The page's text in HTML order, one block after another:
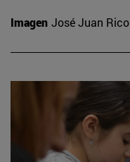
Imagen José Juan Rico